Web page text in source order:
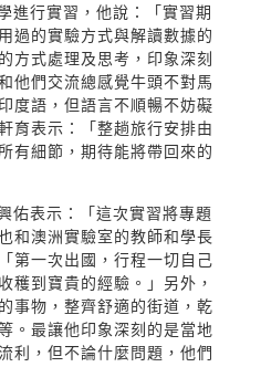
進行實習，他說：「實習期
過的實驗方式與解讀數據的
方式處理及思考，印象深刻
他們交流總感覺牛頭不對馬
度語，但語言不順暢不妨礙
育表示：「整趟旅行安排由
有細節，期待能將帶回來的
佑表示：「這次實習將專題
和澳洲實驗室的教師和學長
第一次出國，行程一切自己
穫到寶貴的經驗。」另外，
事物，整齊舒適的街道，乾
。最讓他印象深刻的是當地
利，但不論什麼問題，他們